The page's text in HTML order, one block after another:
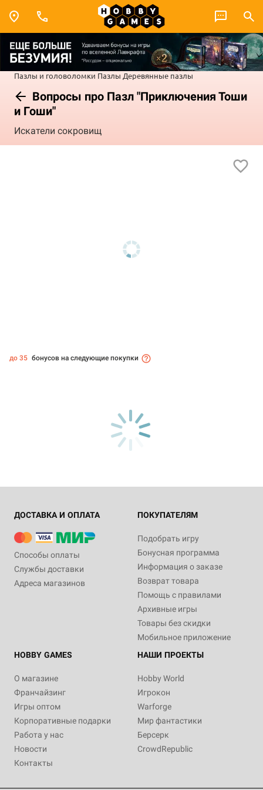
Пазлы и головоломки Пазлы Деревянные пазлы
Вопросы про Пазл "Приключения Тоши
и Гоши"
Искатели сокровищ
до 35 бонусов на следующие покупки
ДОСТАВКА И ОПЛАТА
Способы оплаты
Службы доставки
Адреса магазинов
ПОКУПАТЕЛЯМ
Подобрать игру
Бонусная программа
Информация о заказе
Возврат товара
Помощь с правилами
Архивные игры
Товары без скидки
Мобильное приложение
HOBBY GAMES
О магазине
Франчайзинг
Игры оптом
Корпоративные подарки
Работа у нас
Новости
Контакты
НАШИ ПРОЕКТЫ
Hobby World
Игрокон
Warforge
Мир фантастики
Берсерк
CrowdRepublic